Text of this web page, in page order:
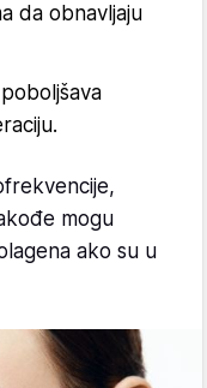
da obnavljaju
mogu
ako su u